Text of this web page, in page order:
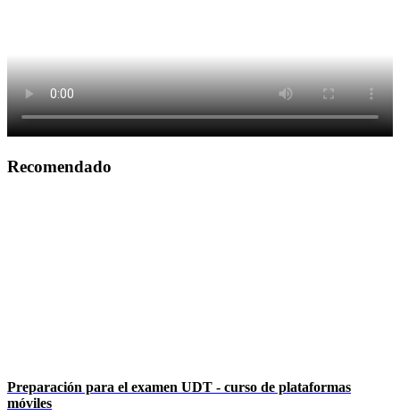
Recomendado
Preparación para el examen UDT - curso de plataformas
móviles